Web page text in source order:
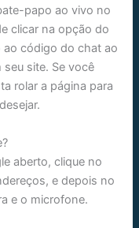
papo ao vivo no
clicar na opção do
código do chat ao
site. Se você
rolar a página para
aberto, clique no
e depois no
e o microfone.